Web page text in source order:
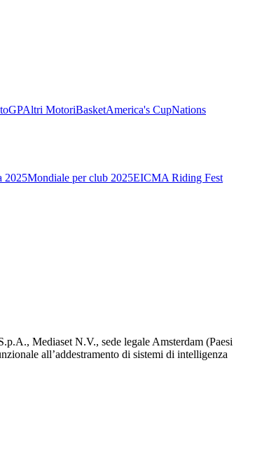
Altri MotoriBasketAmerica's CupNations
2025Mondiale per club 2025EICMA Riding Fest
Mediaset N.V., sede legale Amsterdam (Paesi
all’addestramento di sistemi di intelligenza